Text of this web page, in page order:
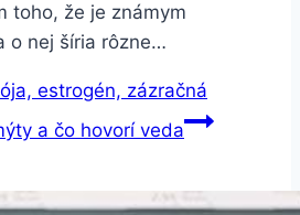
toho, že je známym
o nej šíria rôzne…
estrogén, zázračná
a čo hovorí veda